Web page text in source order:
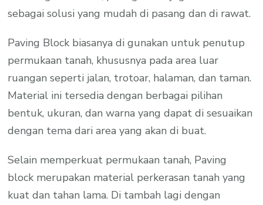
sebagai solusi yang mudah di pasang dan di rawat.
Paving Block biasanya di gunakan untuk penutup
permukaan tanah, khususnya pada area luar
ruangan seperti jalan, trotoar, halaman, dan taman.
Material ini tersedia dengan berbagai pilihan
bentuk, ukuran, dan warna yang dapat di sesuaikan
dengan tema dari area yang akan di buat.
Selain memperkuat permukaan tanah, Paving
block merupakan material perkerasan tanah yang
kuat dan tahan lama. Di tambah lagi dengan